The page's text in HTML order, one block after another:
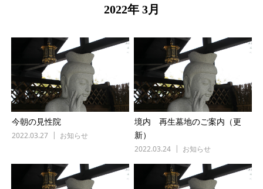
2022年 3月
今朝の見性院
2022.03.27 お知らせ
境内 再生墓地のご案内（更
新）
2022.03.24 お知らせ